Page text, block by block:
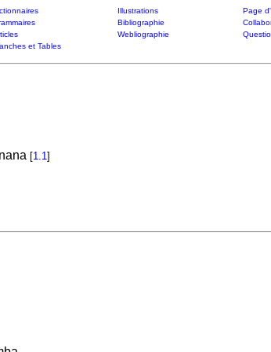
Illustrations
Page
Bibliographie
Webliographie
et Tables
[1.1]